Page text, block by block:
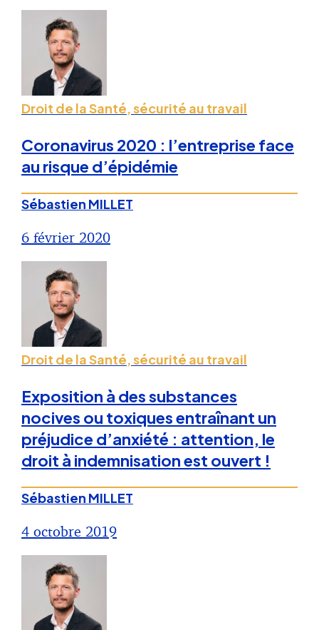
Droit de la Santé, sécurité au travail
Coronavirus 2020 : l’entreprise face
au risque d’épidémie
Sébastien MILLET
6 février 2020
Droit de la Santé, sécurité au travail
Exposition à des substances
nocives ou toxiques entraînant un
préjudice d’anxiété : attention, le
droit à indemnisation est ouvert !
Sébastien MILLET
4 octobre 2019